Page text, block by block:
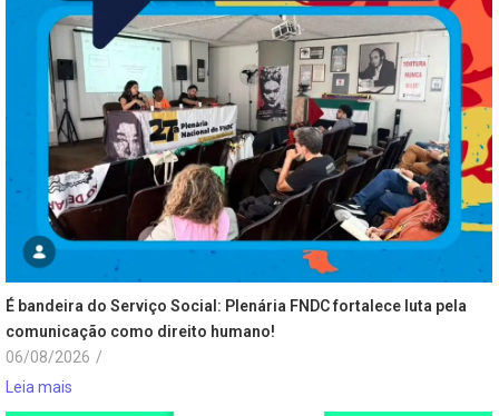
É bandeira do Serviço Social: Plenária FNDC fortalece luta pela
comunicação como direito humano!
06/08/2026 /
Leia mais